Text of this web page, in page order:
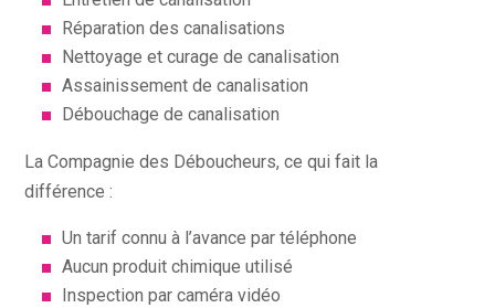
Réparation des canalisations
Nettoyage et curage de canalisation
Assainissement de canalisation
Débouchage de canalisation
La Compagnie des Déboucheurs, ce qui fait la
différence :
Un tarif connu à l’avance par téléphone
Aucun produit chimique utilisé
Inspection par caméra vidéo